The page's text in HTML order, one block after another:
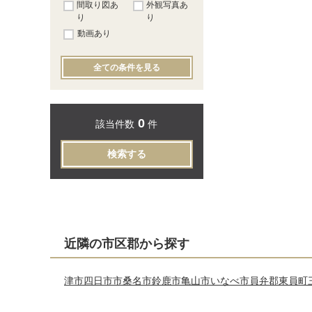
間取り図あ
り
外観写真あ
り
動画あり
全ての条件を見る
該当件数 0 件
検索する
近隣の市区郡から探す
津市四日市市桑名市鈴鹿市亀山市いなべ市員弁郡東員町